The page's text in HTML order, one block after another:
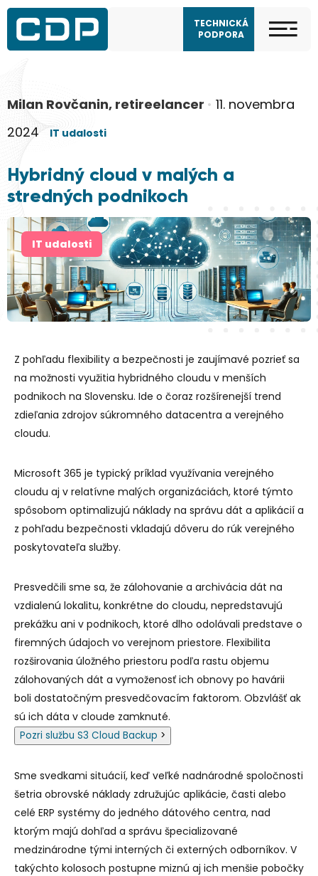
TECHNICKÁ
PODPORA
Milan Rovčanin, retireelancer • 11. novembra
2024
IT udalosti
Hybridný cloud v malých a
stredných podnikoch
IT udalosti
Z pohľadu flexibility a bezpečnosti je zaujímavé pozrieť sa
na možnosti využitia hybridného cloudu v menších
podnikoch na Slovensku. Ide o čoraz rozšírenejší trend
zdieľania zdrojov súkromného datacentra a verejného
cloudu.
Microsoft 365 je typický príklad využívania verejného
cloudu aj v relatívne malých organizáciách, ktoré týmto
spôsobom optimalizujú náklady na správu dát a aplikácií a
z pohľadu bezpečnosti vkladajú dôveru do rúk verejného
poskytovateľa služby.
Presvedčili sme sa, že zálohovanie a archivácia dát na
vzdialenú lokalitu, konkrétne do cloudu, nepredstavujú
prekážku ani v podnikoch, ktoré dlho odolávali predstave o
firemných údajoch vo verejnom priestore. Flexibilita
rozširovania úložného priestoru podľa rastu objemu
zálohovaných dát a vymoženosť ich obnovy po havárii
boli dostatočným presvedčovacím faktorom. Obzvlášť ak
sú ich dáta v cloude zamknuté.
Pozri službu S3 Cloud Backup >
Sme svedkami situácií, keď veľké nadnárodné spoločnosti
šetria obrovské náklady združujúc aplikácie, časti alebo
celé ERP systémy do jedného dátového centra, nad
ktorým majú dohľad a správu špecializované
medzinárodne tými interných či externých odborníkov. V
takýchto kolosoch postupne miznú aj ich menšie pobočky